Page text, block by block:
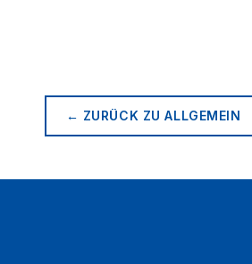
← ZURÜCK ZUALLGEMEIN